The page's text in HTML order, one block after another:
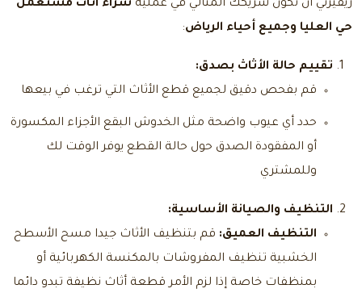
ريفيرني أن تكون شريكك المثالي في عملية شراء اثاث مستعمل
حي العليا وجميع أحياء الرياض:
تقييم حالة الأثاث بصدق:
قم بفحص دقيق لجميع قطع الأثاث التي ترغب في بيعها
حدد أي عيوب واضحة مثل الخدوش البقع الأجزاء المكسورة
أو المفقودة الصدق حول حالة القطع يوفر الوقت لك
وللمشتري
التنظيف والصيانة الأساسية:
التنظيف العميق: قم بتنظيف الأثاث جيدا مسح الأسطح
الخشبية تنظيف المفروشات بالمكنسة الكهربائية أو
بمنظفات خاصة إذا لزم الأمر قطعة أثاث نظيفة تبدو دائما